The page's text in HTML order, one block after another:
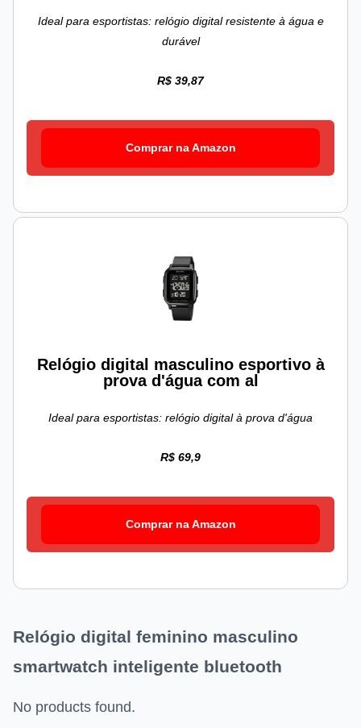
Ideal para esportistas: relógio digital resistente à água e
durável
R$ 39,87
Comprar na Amazon
Relógio digital masculino esportivo à
prova d'água com al
Ideal para esportistas: relógio digital à prova d'água
R$ 69,9
Comprar na Amazon
Relógio digital feminino masculino
smartwatch inteligente bluetooth
No products found.